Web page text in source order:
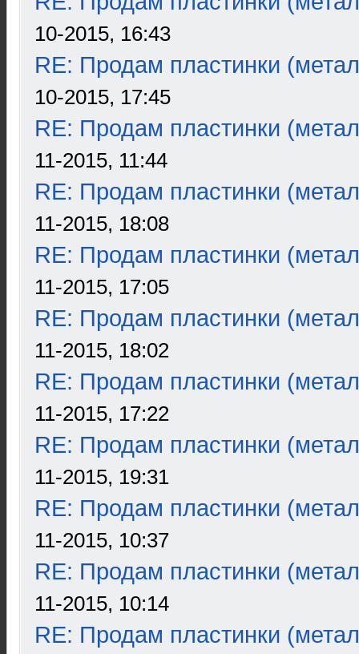
10-2015, 16:43
RE: Продам пластинки
10-2015, 17:45
RE: Продам пластинки
11-2015, 11:44
RE: Продам пластинки
11-2015, 18:08
RE: Продам пластинки
11-2015, 17:05
RE: Продам пластинки
11-2015, 18:02
RE: Продам пластинки
11-2015, 17:22
RE: Продам пластинки
11-2015, 19:31
RE: Продам пластинки
11-2015, 10:37
RE: Продам пластинки
11-2015, 10:14
RE: Продам пластинки